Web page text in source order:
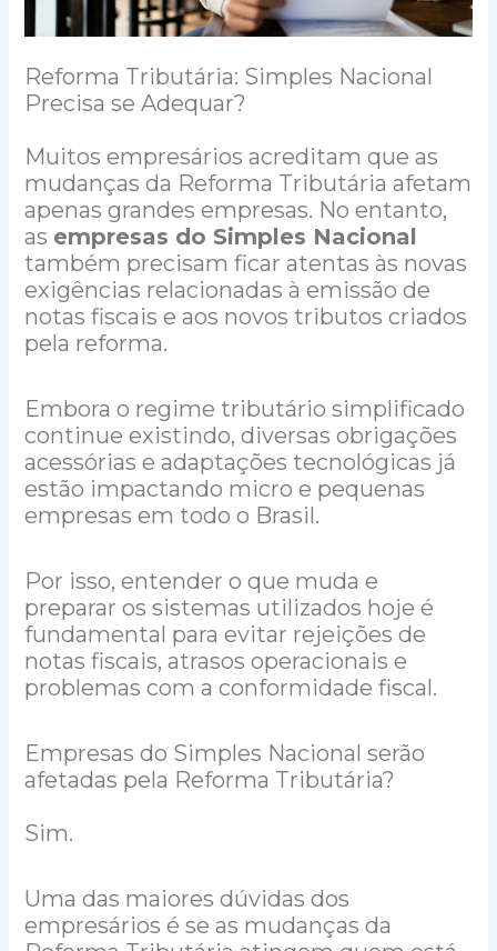
Reforma Tributária: Simples Nacional
Precisa se Adequar?
Muitos empresários acreditam que as
mudanças da Reforma Tributária afetam
apenas grandes empresas. No entanto,
as empresas do Simples Nacional
também precisam ficar atentas às novas
exigências relacionadas à emissão de
notas fiscais e aos novos tributos criados
pela reforma.
Embora o regime tributário simplificado
continue existindo, diversas obrigações
acessórias e adaptações tecnológicas já
estão impactando micro e pequenas
empresas em todo o Brasil.
Por isso, entender o que muda e
preparar os sistemas utilizados hoje é
fundamental para evitar rejeições de
notas fiscais, atrasos operacionais e
problemas com a conformidade fiscal.
Empresas do Simples Nacional serão
afetadas pela Reforma Tributária?
Sim.
Uma das maiores dúvidas dos
empresários é se as mudanças da